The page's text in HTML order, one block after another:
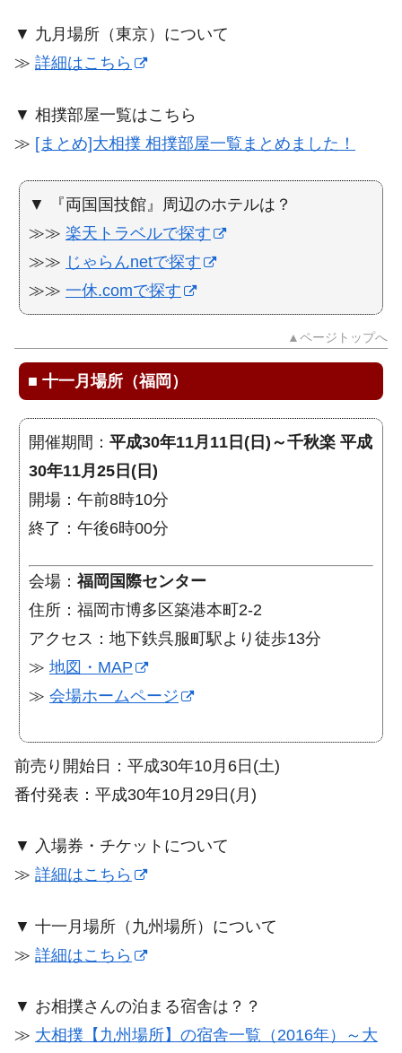
▼ 九月場所（東京）について
≫ 詳細はこちら
▼ 相撲部屋一覧はこちら
≫ [まとめ]大相撲 相撲部屋一覧まとめました！
▼ 『両国国技館』周辺のホテルは？
≫≫ 楽天トラベルで探す
≫≫ じゃらんnetで探す
≫≫ 一休.comで探す
▲ページトップへ
■ 十一月場所（福岡）
開催期間： 平成30年11月11日(日)～千秋楽 平成
30年11月25日(日)
開場：午前8時10分
終了：午後6時00分
会場： 福岡国際センター
住所：福岡市博多区築港本町2-2
アクセス：地下鉄呉服町駅より徒歩13分
≫ 地図・MAP
≫ 会場ホームページ
前売り開始日：平成30年10月6日(土)
番付発表：平成30年10月29日(月)
▼ 入場券・チケットについて
≫ 詳細はこちら
▼ 十一月場所（九州場所）について
≫ 詳細はこちら
▼ お相撲さんの泊まる宿舎は？？
≫ 大相撲【九州場所】の宿舎一覧（2016年）～大